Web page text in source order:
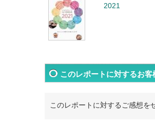
2021
このレポートに対するお客
このレポートに対するご感想を